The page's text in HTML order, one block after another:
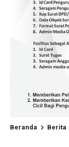
Beranda Berita